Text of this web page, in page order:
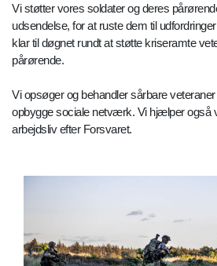
Vi støtter vores soldater og deres
udsendelse, for at ruste dem til
klar til døgnet rundt at støtte kriseramte
pårørende.
Vi opsøger og behandler sårbare
opbygge sociale netværk. Vi hjælper også
arbejdsliv efter Forsvaret.